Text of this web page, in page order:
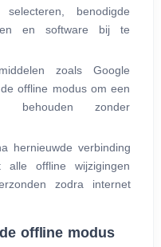
benodigde
en software bij te
zoals Google
offline modus om een
behouden zonder
hernieuwde verbinding
offline wijzigingen
zodra internet
offline modus